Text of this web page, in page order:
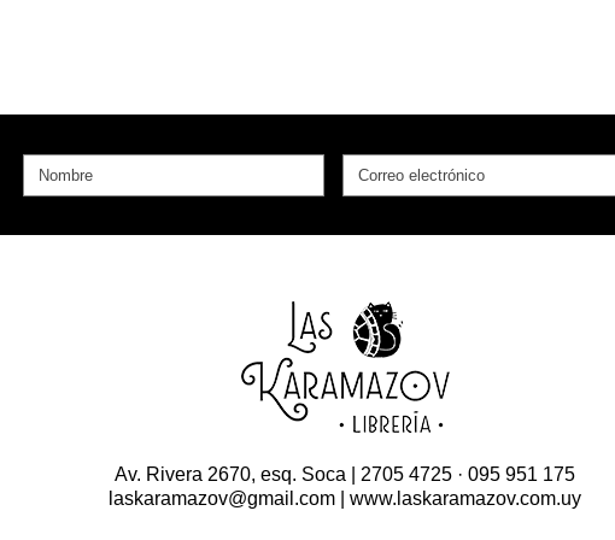
Av. Rivera 2670, esq. Soca | 2705 4725 · 095 951 175
laskaramazov@gmail.com | www.laskaramazov.com.uy